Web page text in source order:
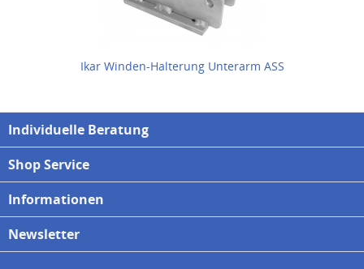
Ikar Winden-Halterung Unterarm ASS
Individuelle Beratung
Shop Service
Informationen
Newsletter